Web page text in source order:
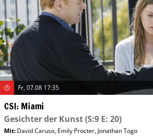
Fr, 07.08 17:35
CSI: Miami
Gesichter der Kunst(S:9 E: 20)
Mit: David Caruso, Emily Procter, Jonathan Togo